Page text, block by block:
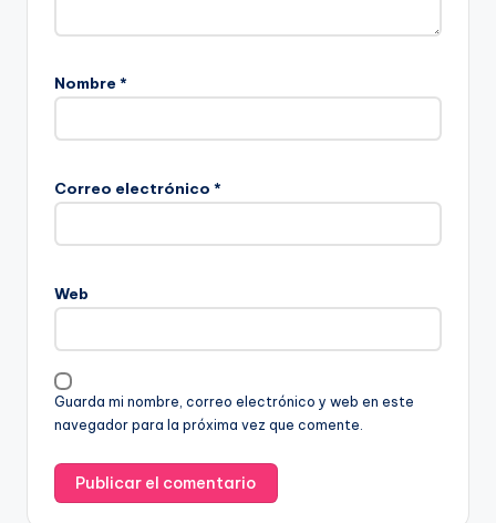
Nombre *
Correo electrónico *
Web
Guarda mi nombre, correo electrónico y web en este
navegador para la próxima vez que comente.